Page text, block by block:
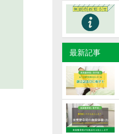
最新記事